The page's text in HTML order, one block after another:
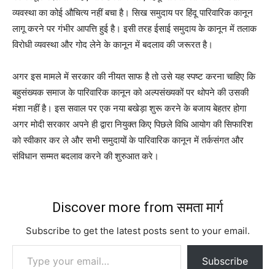
व्यवस्था का कोई औचित्य नहीं बचा है। सिख समुदाय पर हिंदू पारिवारिक कानून
लागू करने पर गंभीर आपत्ति हुई है। इसी तरह ईसाई समुदाय के कानून में तलाक
विरोधी व्यवस्था और गोद लेने के कानून में बदलाव की जरूरत है।
अगर इस मामले में सरकार की नीयत साफ है तो उसे यह स्पष्ट करना चाहिए कि
बहुसंख्यक समाज के पारिवारिक कानून को अल्पसंख्यकों पर थोपने की उसकी
मंशा नहीं है। इस सवाल पर एक नया बखेड़ा शुरू करने के बजाय बेहतर होगा
अगर मोदी सरकार अपने ही द्वारा नियुक्त किए पिछले विधि आयोग की सिफारिश
को स्वीकार कर ले और सभी समुदायों के पारिवारिक कानून में तर्कसंगत और
संविधान सम्मत बदलाव करने की शुरुआत करे।
Discover more from समता मार्ग
Subscribe to get the latest posts sent to your email.
Type your email…
Subscribe